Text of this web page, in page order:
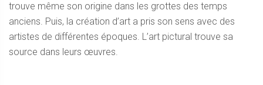
trouve même son origine dans les grottes des temps
anciens. Puis, la création d’art a pris son sens avec des
artistes de différentes époques. L’art pictural trouve sa
source dans leurs œuvres.